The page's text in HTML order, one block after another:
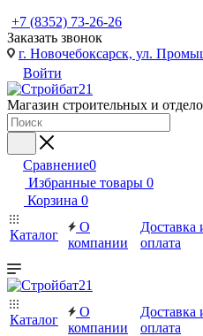
+7 (8352) 73-26-26
Заказать звонок
г. Новочебоксарск, ул.
Войти
Магазин строительных и
Сравнение0
Избранные товары 0
Корзина 0
Каталог
О
компании
Доставка
оплата
Каталог
О
компании
Доставка
оплата